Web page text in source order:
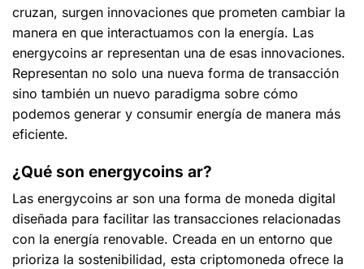
cruzan, surgen innovaciones que prometen cambiar la
manera en que interactuamos con la energía. Las
energycoins ar representan una de esas innovaciones.
Representan no solo una nueva forma de transacción
sino también un nuevo paradigma sobre cómo
podemos generar y consumir energía de manera más
eficiente.
¿Qué son energycoins ar?
Las energycoins ar son una forma de moneda digital
diseñada para facilitar las transacciones relacionadas
con la energía renovable. Creada en un entorno que
prioriza la sostenibilidad, esta criptomoneda ofrece la